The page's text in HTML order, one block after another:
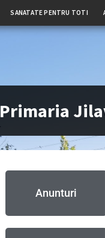
SANATATE PENTRU TOTI
Primaria
Anunturi